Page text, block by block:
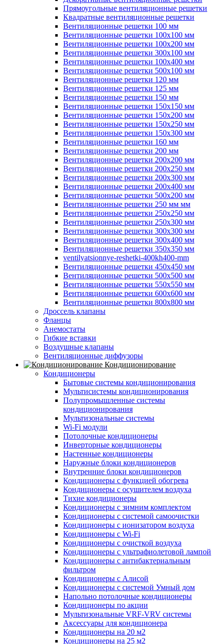
Прямоугольные вентиляционные решетки
Квадратные вентиляционные решетки
Вентиляционные решетки 100 мм
Вентиляционные решетки 100х100 мм
Вентиляционные решетки 100х200 мм
Вентиляционные решетки 300х100 мм
Вентиляционные решетки 100х400 мм
Вентиляционные решетки 500х100 мм
Вентиляционные решетки 120 мм
Вентиляционные решетки 125 мм
Вентиляционные решетки 150 мм
Вентиляционные решетки 150х150 мм
Вентиляционные решетки 150х200 мм
Вентиляционные решетки 150х250 мм
Вентиляционные решетки 150х300 мм
Вентиляционные решетки 160 мм
Вентиляционные решетки 200 мм
Вентиляционные решетки 200х200 мм
Вентиляционные решетки 200х250 мм
Вентиляционные решетки 200х300 мм
Вентиляционные решетки 200х400 мм
Вентиляционные решетки 500х200 мм
Вентиляционные решетки 250 мм мм
Вентиляционные решетки 250х250 мм
Вентиляционные решетки 250х300 мм
Вентиляционные решетки 300х300 мм
Вентиляционные решетки 300х400 мм
Вентиляционные решетки 350х350 мм
ventilyatsionnye-reshetki-400kh400-mm
Вентиляционные решетки 450х450 мм
Вентиляционные решетки 500х500 мм
Вентиляционные решетки 550х550 мм
Вентиляционные решетки 600х600 мм
Вентиляционные решетки 800х800 мм
Дроссель клапаны
Фланцы
Анемостаты
Гибкие вставки
Воздушные клапаны
Вентиляционные диффузоры
Кондиционирование
Кондиционеры
Бытовые системы кондиционирования
Мультисистемы кондиционирования
Полупромышленные системы
кондиционирования
Мультизональные системы
Wi-Fi модули
Потолочные кондиционеры
Инверторные кондиционеры
Настенные кондиционеры
Наружные блоки кондиционеров
Внутренние блоки кондиционеров
Кондиционеры с функцией обогрева
Кондиционеры с осушителем воздуха
Тихие кондиционеры
Кондиционеры с зимним комплектом
Кондиционеры с системой самоочистки
Кондиционеры с ионизатором воздуха
Кондиционеры с Wi-Fi
Кондиционеры с очисткой воздуха
Кондиционеры с ультрафиолетовой лампой
Кондиционеры с антибактериальным
фильтром
Кондиционеры с Алисой
Кондиционеры с системой Умный дом
Напольно потолочные кондиционеры
Кондиционеры по акции
Мультизональные VRF-VRV системы
Аксессуары для кондиционера
Кондиционеры на 20 м2
Кондиционеры на 25 м2